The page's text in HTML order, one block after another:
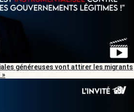
généreuses vont attirer les migrants